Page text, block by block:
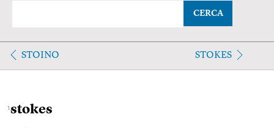
CERCA
STOINO STOKES
1stokes